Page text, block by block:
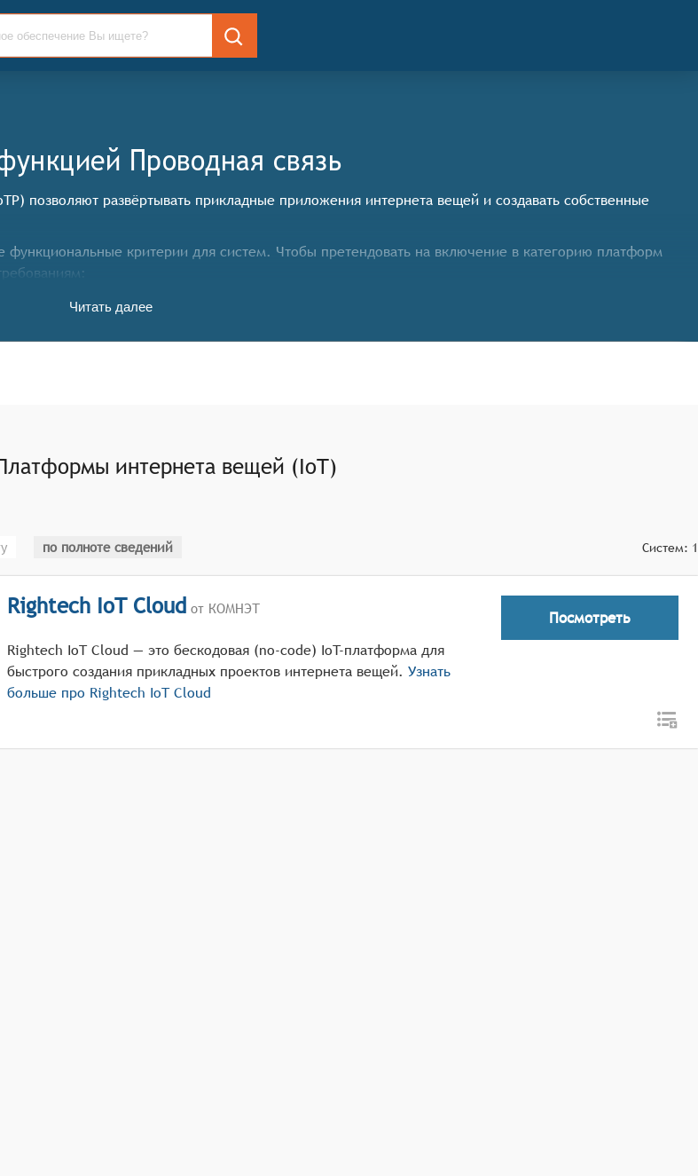
Проводная связь
позволяют развёртывать прикладные приложения интернета вещей и создавать собственные
критерии для систем. Чтобы претендовать на включение в категорию платформ
специфичных для Интернета вещей,
Читать далее
интернета вещей (IoT)
по полноте сведений Систем: 1
Rightech IoT Cloud от КОМНЭТ
Rightech IoT Cloud — это бескодовая (no-code) IoT-платформа для
быстрого создания прикладных проектов интернета вещей. Узнать
больше про Rightech IoT Cloud
Посмотреть